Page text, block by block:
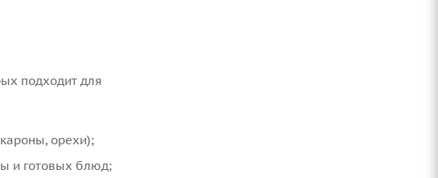
подходит для
орехи);
и готовых блюд;